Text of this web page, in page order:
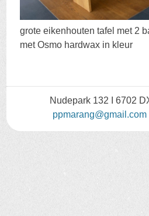
grote eikenhouten tafel met 2
met Osmo hardwax in kleur
Nudepark 132 I 6702
ppmarang@gmail.com